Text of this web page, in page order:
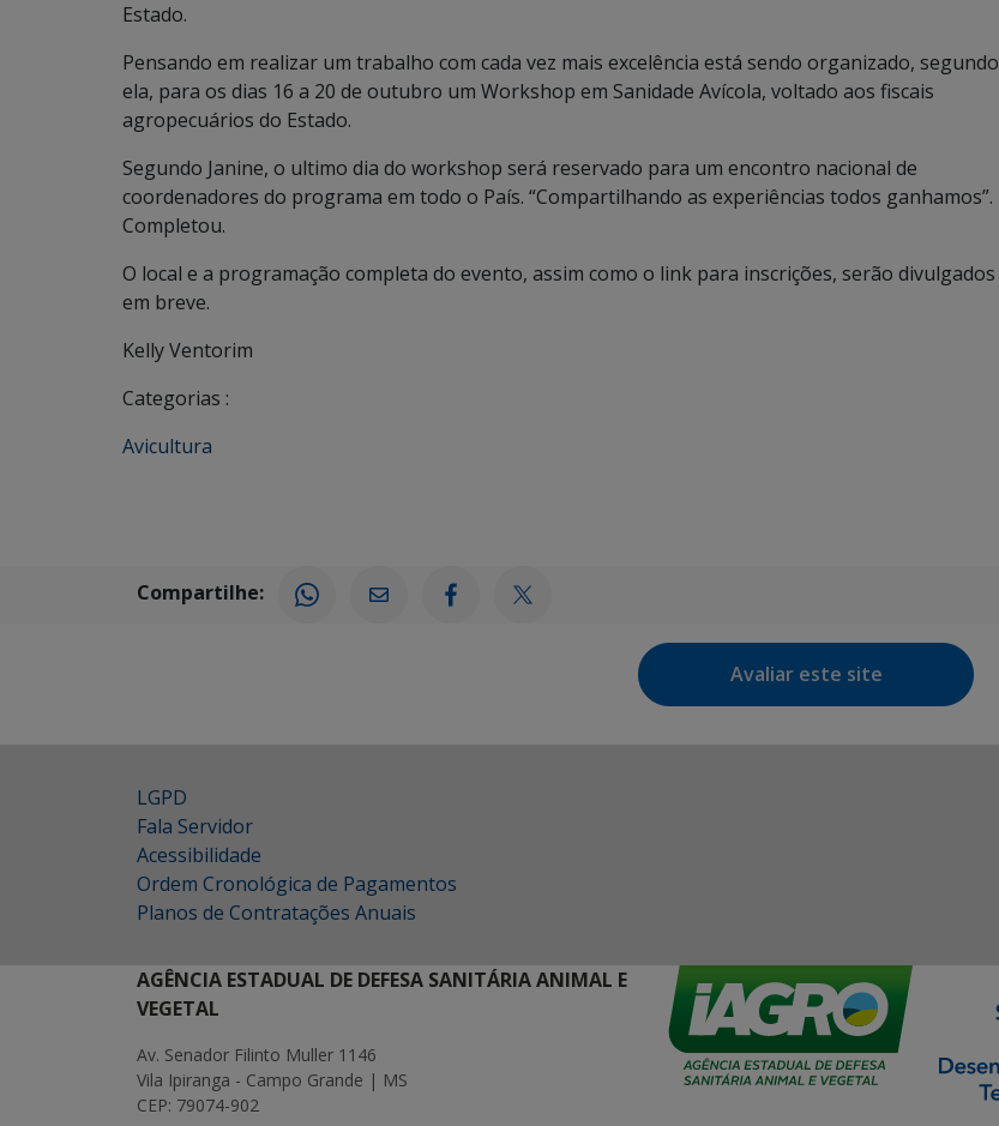
Estado.
Pensando em realizar um trabalho com cada vez mais excelência está sendo organizado, segundo
ela, para os dias 16 a 20 de outubro um Workshop em Sanidade Avícola, voltado aos fiscais
agropecuários do Estado.
Segundo Janine, o ultimo dia do workshop será reservado para um encontro nacional de
coordenadores do programa em todo o País. “Compartilhando as experiências todos ganhamos”.
Completou.
O local e a programação completa do evento, assim como o link para inscrições, serão divulgados
em breve.
Kelly Ventorim
Categorias :
Avicultura
Compartilhe:
Avaliar este site
LGPD
Fala Servidor
Acessibilidade
Ordem Cronológica de Pagamentos
Planos de Contratações Anuais
AGÊNCIA ESTADUAL DE DEFESA SANITÁRIA ANIMAL E
VEGETAL
Av. Senador Filinto Muller 1146
Vila Ipiranga - Campo Grande | MS
CEP: 79074-902